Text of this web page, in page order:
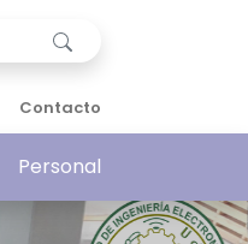
Contacto
Personal